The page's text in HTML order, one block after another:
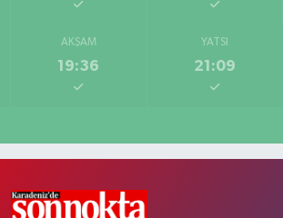
AKŞAM
19:36
YATSI
21:09